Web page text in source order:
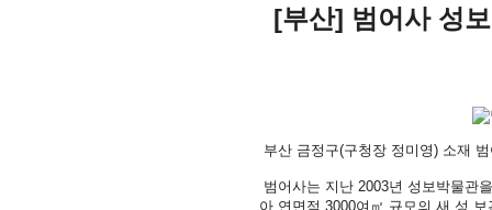
[부산] 범어사 성
부산 금정구(구청장 정미영) 소재
범어사는 지난 2003년 성보박물관
아 연면적 3000여㎡ 규모의 새 성